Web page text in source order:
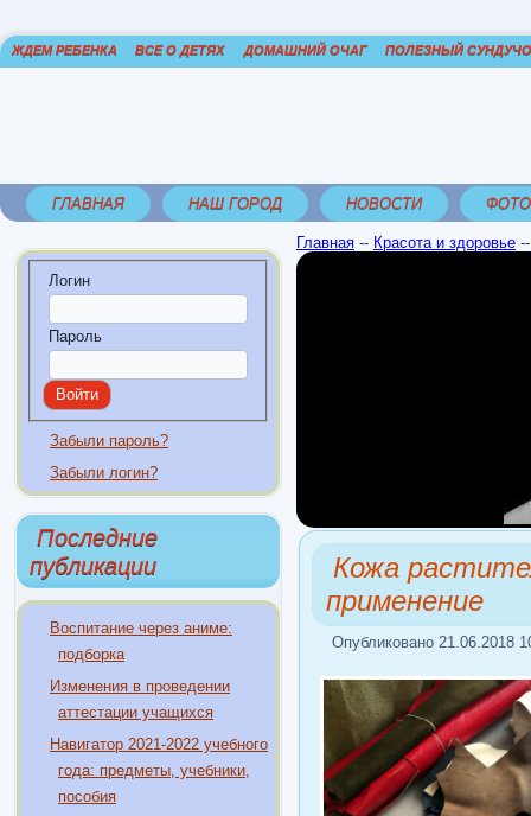
ЖДЕМ РЕБЕНКА ВСЕ О ДЕТЯХ ДОМАШНИЙ ОЧАГ ПОЛЕЗНЫЙ
ГЛАВНАЯ НАШ ГОРОД НОВОСТИ
Логин
Пароль
Забыли пароль?
Забыли логин?
Последние
публикации
Воспитание через аниме:
подборка
Изменения в проведении
аттестации учащихся
Навигатор 2021-2022 учебного
года: предметы, учебники,
пособия
Главная -- Красота и здоровье
Кожа
применение
Опубликовано 21.06.2018